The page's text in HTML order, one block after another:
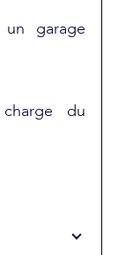
un garage
du